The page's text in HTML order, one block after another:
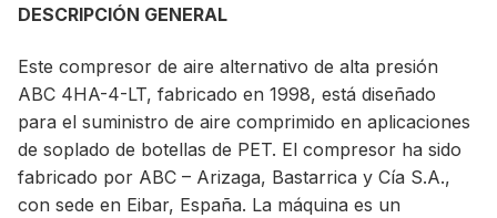
DESCRIPCIÓN GENERAL
Este compresor de aire alternativo de alta presión
ABC 4HA-4-LT, fabricado en 1998, está diseñado
para el suministro de aire comprimido en aplicaciones
de soplado de botellas de PET. El compresor ha sido
fabricado por ABC – Arizaga, Bastarrica y Cía S.A.,
con sede en Eibar, España. La máquina es un